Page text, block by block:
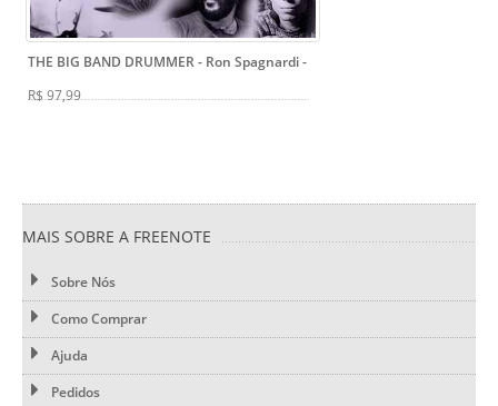
THE BIG BAND DRUMMER - Ron Spagnardi-
R$ 97,99
MAIS SOBRE A FREENOTE
Sobre Nós
Como Comprar
Ajuda
Pedidos